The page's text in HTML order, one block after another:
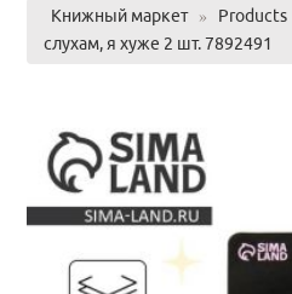
Книжный маркет » Products
слухам, я хуже 2 шт. 7892491